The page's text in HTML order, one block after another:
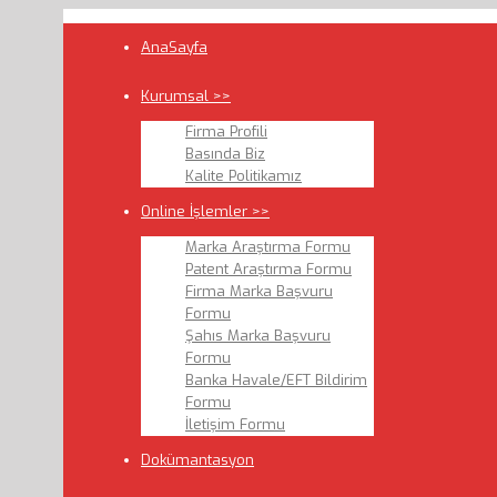
AnaSayfa
Kurumsal >>
Firma Profili
Basında Biz
Kalite Politikamız
Online İşlemler >>
Marka Araştırma Formu
Patent Araştırma Formu
Firma Marka Başvuru
Formu
Şahıs Marka Başvuru
Formu
Banka Havale/EFT Bildirim
Formu
İletişim Formu
Dokümantasyon